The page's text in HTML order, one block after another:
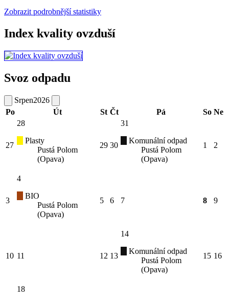
Zobrazit podrobnější statistiky
Index kvality ovzduší
Svoz odpadu
Srpen2026
Po
Út St Čt Pá So Ne
27
28
Plasty
Pustá Polom
(Opava)
29 30
31
Komunální odpad
Pustá Polom
(Opava)
1 2
3
4
BIO
Pustá Polom
(Opava)
5 6 7 8 9
10 11 12 13
14
Komunální odpad
Pustá Polom
(Opava)
15 16
18